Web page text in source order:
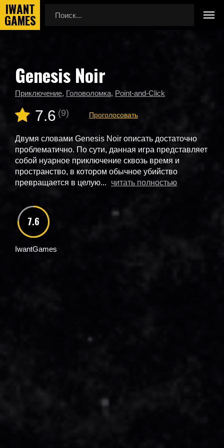
Главная
Новые игры
Genesis Noir
Genesis Noir
Приключение, Головоломка, Point-and-Click
7.6 (9) Проголосовать
Двумя словами Genesis Noir описать достаточно
проблематично. По сути, данная игра представляет
собой нуарное приключение сквозь время и
пространство, в котором обычное убийство
превращается в целую...
читать полностью
7.6
IwantGames